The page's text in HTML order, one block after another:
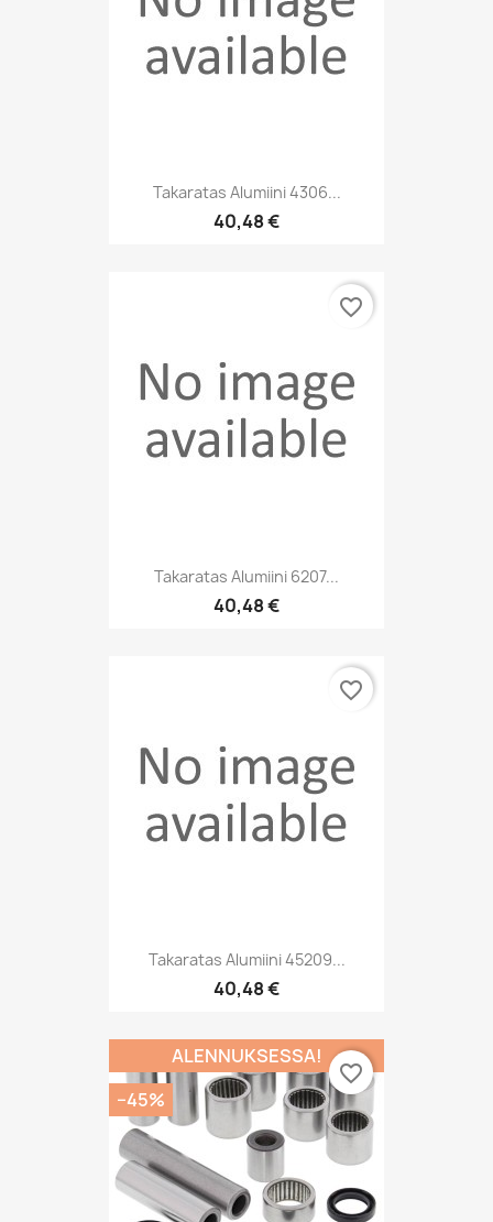
Takaratas Alumiini 4306...
40,48 €
Takaratas Alumiini 6207...
40,48 €
favorite_border
Takaratas Alumiini 45209...
40,48 €
favorite_border
ALENNUKSESSA!
−45%
favorite_border